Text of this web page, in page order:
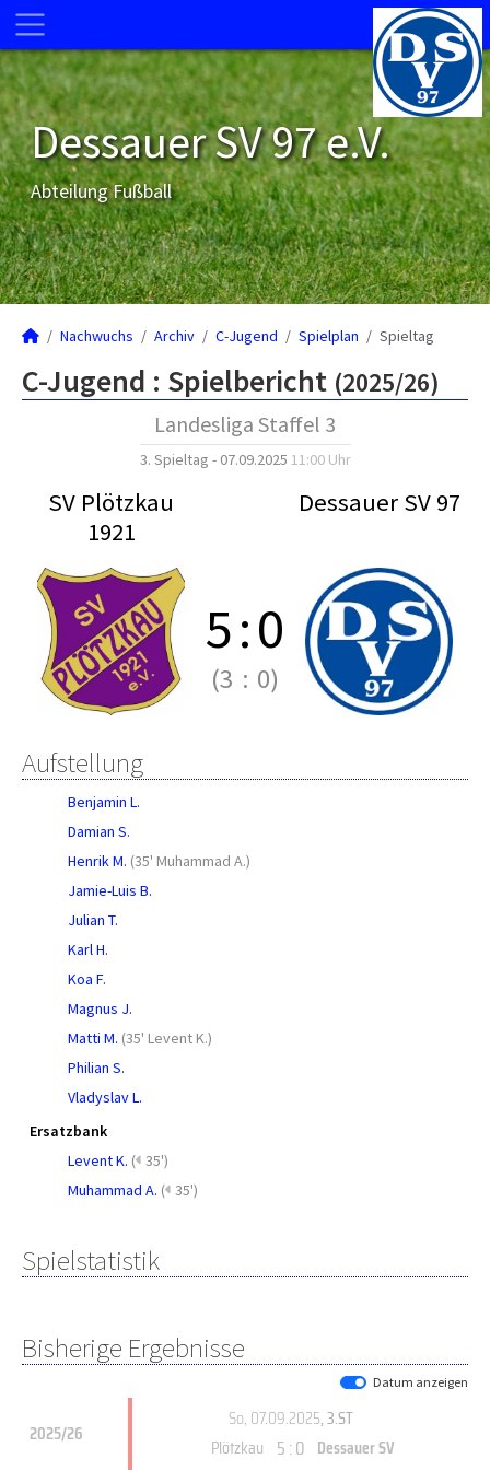
Dessauer SV 97 e.V.
Abteilung Fußball
Nachwuchs Archiv C-Jugend Spielplan Spieltag
C-Jugend : Spielbericht (2025/26)
Landesliga Staffel 3
3. Spieltag - 07.09.2025 11:00 Uhr
SV Plötzkau
1921
Dessauer SV 97
5:0
(3 : 0)
Aufstellung
Benjamin L.
Damian S.
Henrik M. (35' Muhammad A.)
Jamie-Luis B.
Julian T.
Karl H.
Koa F.
Magnus J.
Matti M. (35' Levent K.)
Philian S.
Vladyslav L.
Ersatzbank
Levent K. ( 35')
Muhammad A. ( 35')
Spielstatistik
Bisherige Ergebnisse
Datum anzeigen
2025/26
So, 07.09.2025, 3.ST
Plötzkau 5 : 0 Dessauer SV